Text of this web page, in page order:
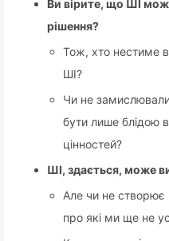
Ви вірите, що ШІ
рішення?
Тож, хто нестиме
ШІ?
Чи не
бути лише блідою
цінностей?
ШІ, здається, може
Але чи не створює
про які ми ще не